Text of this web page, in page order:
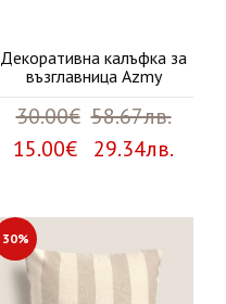
Декоративна калъфка за
възглавница Azmy
30.00€ 58.67лв.
15.00€ 29.34лв.
30%